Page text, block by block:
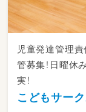
⑤主任
⑥園
【 ラ
によ
私た
児童発達管理
管募集！日曜
実！
こどもサー